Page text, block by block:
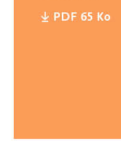
PDF 65 Ko